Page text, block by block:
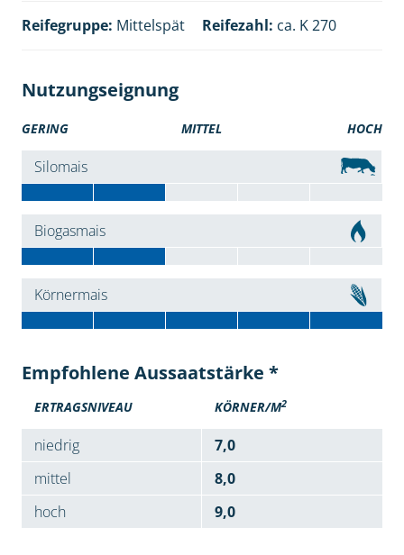
Reifegruppe: Mittelspät Reifezahl: ca. K 270
Nutzungseignung
GERING MITTEL HOCH
Silomais
Biogasmais
Körnermais
Empfohlene Aussaatstärke *
ERTRAGSNIVEAU KÖRNER/M2
niedrig
7,0
mittel
8,0
hoch
9,0